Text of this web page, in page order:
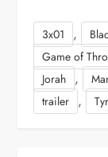
3x01 ,
Game of
Jorah ,
trailer ,